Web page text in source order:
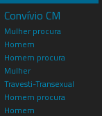
Convívio CM
Mulher procura
Homem
Homem procura
Mulher
Travesti-Transexual
Homem procura
Homem